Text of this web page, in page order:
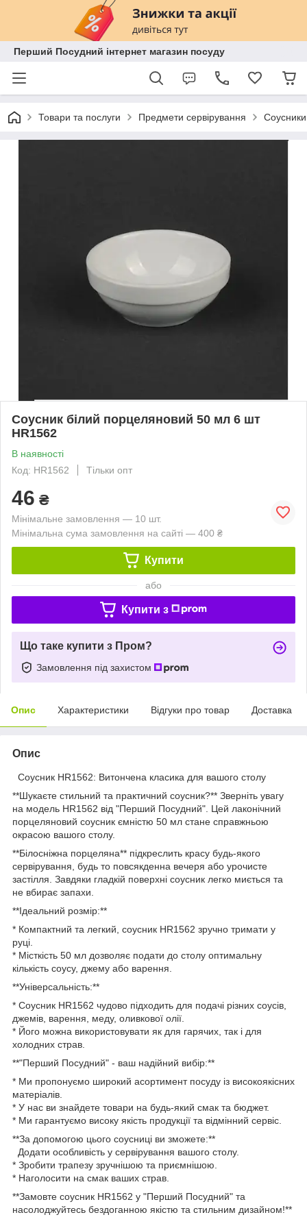
Перший Посудний інтернет магазин посуду
Товари та послуги Предмети сервірування
Соусник білий порцеляновий 50 мл 6 шт
HR1562
В наявності
Код: HR1562
Тільки опт
46 ₴
Мінімальне замовлення — 10 шт.
Мінімальна сума замовлення на сайті — 400 ₴
Купити
або
Купити з
Що таке купити з Пром?
Замовлення під захистом
Опис Характеристики Відгуки про товар Доставка
Опис
Соусник HR1562: Витончена класика для вашого столу
**Шукаєте стильний та практичний соусник?** Зверніть увагу
на модель HR1562 від "Перший Посудний". Цей лаконічний
порцеляновий соусник ємністю 50 мл стане справжньою
окрасою вашого столу.
**Білосніжна порцеляна** підкреслить красу будь-якого
сервірування, будь то повсякденна вечеря або урочисте
застілля. Завдяки гладкій поверхні соусник легко миється та
не вбирає запахи.
**Ідеальний розмір:**
* Компактний та легкий, соусник HR1562 зручно тримати у
руці.
* Місткість 50 мл дозволяє подати до столу оптимальну
кількість соусу, джему або варення.
**Універсальність:**
* Соусник HR1562 чудово підходить для подачі різних соусів,
джемів, варення, меду, оливкової олії.
* Його можна використовувати як для гарячих, так і для
холодних страв.
**"Перший Посудний" - ваш надійний вибір:**
* Ми пропонуємо широкий асортимент посуду із високоякісних
матеріалів.
* У нас ви знайдете товари на будь-який смак та бюджет.
* Ми гарантуємо високу якість продукції та відмінний сервіс.
**За допомогою цього соусниці ви зможете:**
Додати особливість у сервірування вашого столу.
* Зробити трапезу зручнішою та приємнішою.
* Наголосити на смак ваших страв.
**Замовте соусник HR1562 у "Перший Посудний" та
насолоджуйтесь бездоганною якістю та стильним дизайном!**